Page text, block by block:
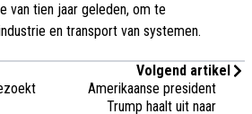
van tien jaar geleden, om te
en transport van systemen.
Volgend artikel
Amerikaanse president
Trump haalt uit naar